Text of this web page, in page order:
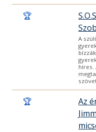
🏆
A
híres.
🏆
Az